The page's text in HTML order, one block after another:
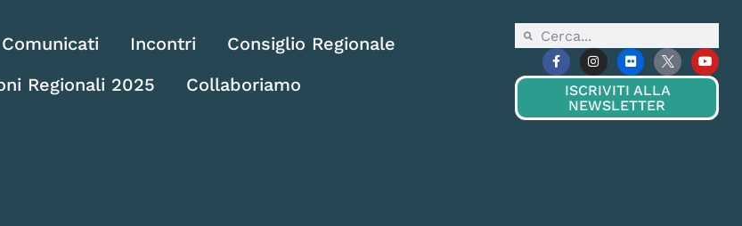
Comunicati Incontri
Consiglio Regionale
Regionali 2025
Collaboriamo
ISCRIVITI ALLA
NEWSLETTER